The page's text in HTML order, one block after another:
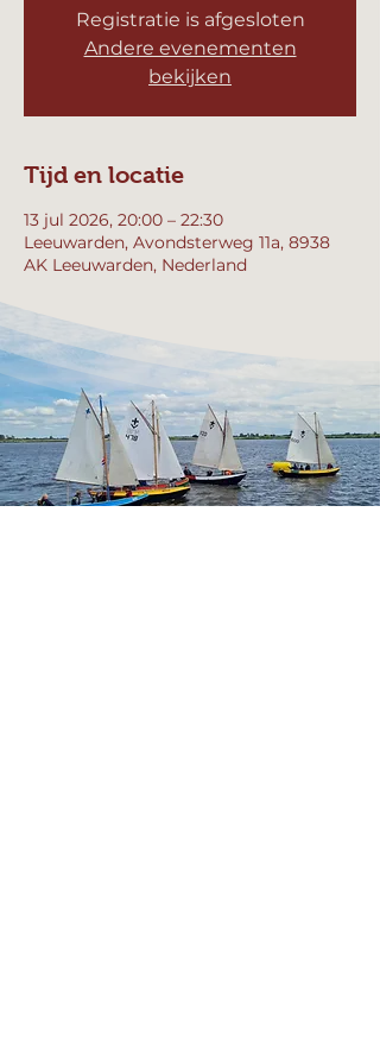
Registratie is afgesloten
Andere evenementen
bekijken
Tijd en locatie
13 jul 2026, 20:00 – 22:30
Leeuwarden, Avondsterweg 11a, 8938
AK Leeuwarden, Nederland
ma 10 aug, 20:00
ma 17 aug, 20:00
ma 24 aug, 20:00
Bekijk alle 4 datums